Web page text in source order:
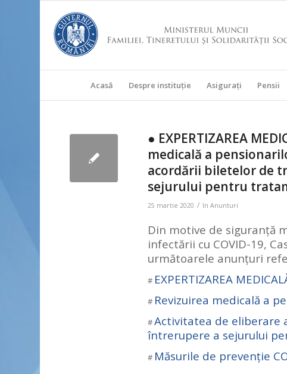
Acasă Despre instituţie Asigurați Pensii
● EXPERTIZAREA
medicală a
acordării biletelor de
sejurului pentru
25 martie 2020 / înAnunturi
Din motive de siguranță
infectării cu COVID-19,
următoarele anunțuri
# EXPERTIZAREA
# Revizuirea medicală a
#Activitatea de eliberare
întrerupere a sejurului
# Măsurile de prevenție